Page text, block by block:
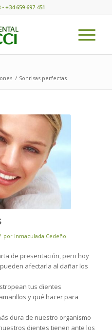
+34 659 697 451
/ Sonrisas perfectas
por Inmaculada Cedeño
de presentación, pero hoy
afectarla al dañar los
tus dientes
y qué hacer para
dura de nuestro organismo
dientes tienen ante los